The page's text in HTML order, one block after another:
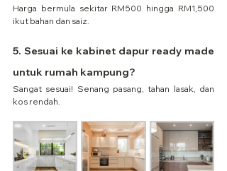
Harga bermula sekitar RM500 hingga RM1,500
ikut bahan dan saiz.
5. Sesuai ke kabinet dapur ready made
untuk rumah kampung?
Sangat sesuai! Senang pasang, tahan lasak, dan
kos rendah.